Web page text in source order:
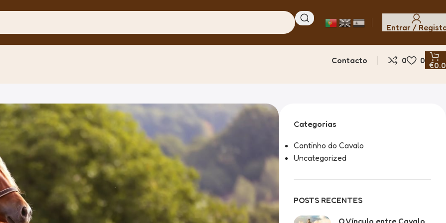
Entrar /
Contacto 0 0 €
Categorias
Cantinho do Cavalo
Uncategorized
POSTS RECENTES
O Vínculo entre Cavalo